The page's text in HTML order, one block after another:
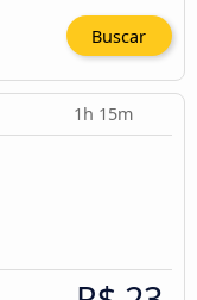
Buscar
1h 15m